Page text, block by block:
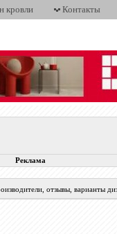
кровли Контакты
Реклама
отзывы, варианты